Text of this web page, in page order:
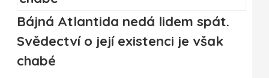
Bájná Atlantida nedá lidem spát.
Svědectví o její existenci je však
chabé